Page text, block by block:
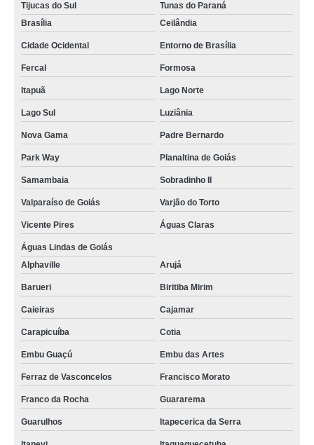
Tijucas do Sul
Tunas do Paraná
Brasília
Ceilândia
Cidade Ocidental Entorno de Brasília
Fercal Formosa
Itapuã Lago Norte
Lago Sul Luziânia
Nova Gama Padre Bernardo
Park Way Planaltina de Goiás
Samambaia Sobradinho II
Valparaíso de Goiás Varjão do Torto
Vicente Pires Águas Claras
Águas Lindas de Goiás
Alphaville
Arujá
Barueri Biritiba Mirim
Caieiras Cajamar
Carapicuíba Cotia
Embu Guaçú Embu das Artes
Ferraz de Vasconcelos Francisco Morato
Franco da Rocha Guararema
Guarulhos Itapecerica da Serra